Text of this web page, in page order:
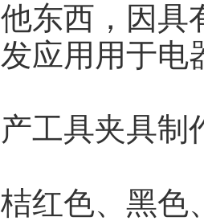
东西，因具
应用用于电
具夹具制
色、黑色